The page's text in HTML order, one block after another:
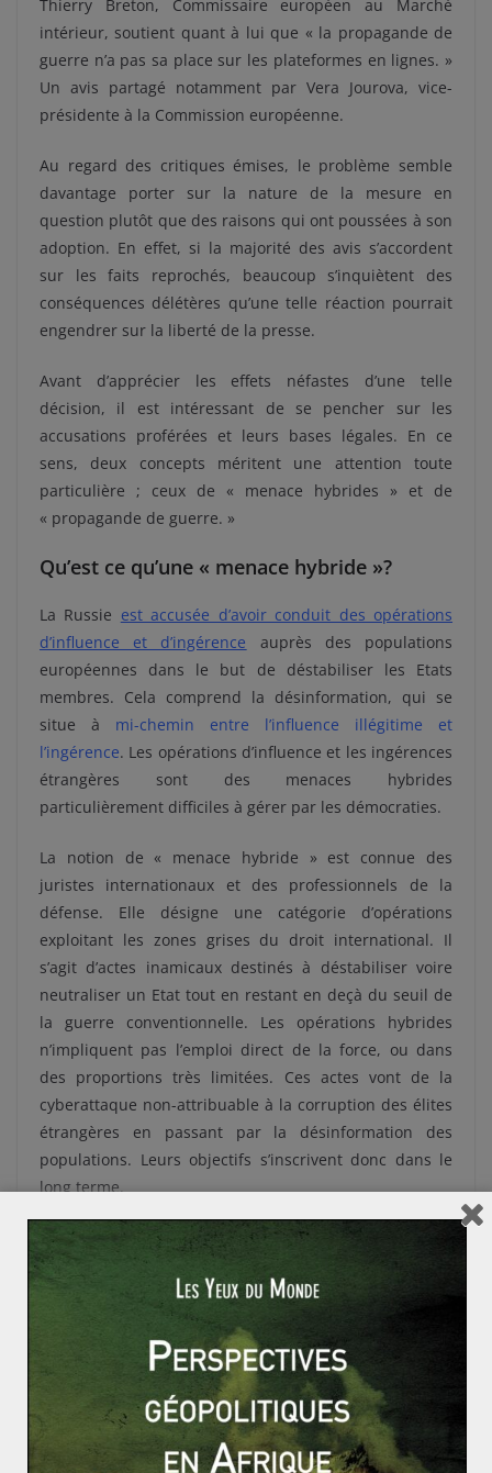
Thierry Breton, Commissaire européen au Marché
intérieur, soutient quant à lui que « la propagande de
guerre n’a pas sa place sur les plateformes en lignes. »
Un avis partagé notamment par Vera Jourova, vice-
présidente à la Commission européenne.
Au regard des critiques émises, le problème semble
davantage porter sur la nature de la mesure en
question plutôt que des raisons qui ont poussées à son
adoption. En effet, si la majorité des avis s’accordent
sur les faits reprochés, beaucoup s’inquiètent des
conséquences délétères qu’une telle réaction pourrait
engendrer sur la liberté de la presse.
Avant d’apprécier les effets néfastes d’une telle
décision, il est intéressant de se pencher sur les
accusations proférées et leurs bases légales. En ce
sens, deux concepts méritent une attention toute
particulière ; ceux de « menace hybrides » et de
« propagande de guerre. »
Qu’est ce qu’une « menace hybride »?
La Russie est accusée d’avoir conduit des opérations
d’influence et d’ingérence auprès des populations
européennes dans le but de déstabiliser les Etats
membres. Cela comprend la désinformation, qui se
situe à
mi-chemin entre l’influence illégitime et
l’ingérence. Les opérations d’influence et les ingérences
étrangères sont des menaces hybrides
particulièrement difficiles à gérer par les démocraties.
La notion de « menace hybride » est connue des
juristes internationaux et des professionnels de la
défense. Elle désigne une catégorie d’opérations
exploitant les zones grises du droit international. Il
s’agit d’actes inamicaux destinés à déstabiliser voire
neutraliser un Etat tout en restant en deçà du seuil de
la guerre conventionnelle. Les opérations hybrides
n’impliquent pas l’emploi direct de la force, ou dans
des proportions très limitées. Ces actes vont de la
cyberattaque non-attribuable à la corruption des élites
étrangères en passant par la désinformation des
populations. Leurs objectifs s’inscrivent donc dans le
long terme.
Les opérations hybrides sont souvent déployées dans le
cyberespace, dont elles exploitent l’interconnectivité et
l’opacité. Ce faisant, elles rendent plausible le démenti
de l’Etat fautif, lui permettant d’agir en toute impunité.
Par conséquent, il est particulièrement difficile pour
l’Etat victime de détecter et répondre efficacement à
une opération hybride. C’est pourquoi l’OTAN dispose
depuis 2015 d’une stratégie de défense spécifiquement
conçue pour assurer la résilience des Etats membres.